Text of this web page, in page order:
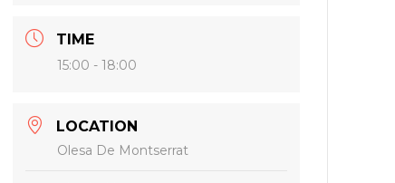
TIME
15:00 - 18:00
LOCATION
Olesa De Montserrat